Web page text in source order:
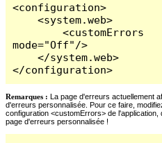
<configuration>
    <system.web>
        <customErrors
mode="Off"/>
    </system.web>
</configuration>
Remarques : La page d'erreurs actuellement
d'erreurs personnalisée. Pour ce faire,
configuration <customErrors> de
page d'erreurs personnalisée !